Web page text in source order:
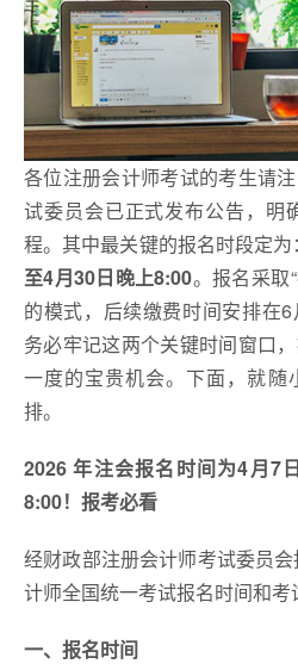
各位注册会计师考试的考生请
试委员会已正式发布公告，明
程。其中最关键的报名时段定为
至4月30日晚上8:00。报名采取
的模式，后续缴费时间安排在6
务必牢记这两个关键时间窗口
一度的宝贵机会。下面，就随
排。
2026 年注会报名时间为4月7
8:00！报考必看
经财政部注册会计师考试委员
计师全国统一考试报名时间和考
一、报名时间